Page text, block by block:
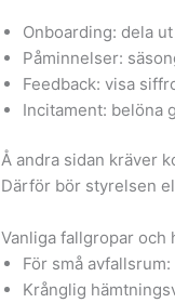
Onboarding: dela
Påminnelser:
Feedback: visa
Incitament: belöna
Å andra sidan kräver
Därför bör styrelsen
Vanliga fallgropar och
För små
Krånglig